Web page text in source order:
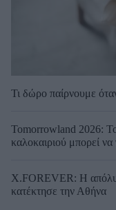
Τι δώρο παίρνουμε
Tomorrowland 2026: Το
καλοκαιριού μπορεί
X.FOREVER: Η
κατέκτησε την Αθήνα